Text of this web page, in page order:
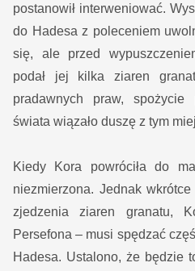
postanowił interweniować.
do Hadesa z poleceniem
się, ale przed
podał jej kilka ziaren
pradawnych praw,
świata wiązało duszę z tym
Kiedy Kora powróciła do
niezmierzona. Jednak
zjedzenia ziaren granatu,
Persefona – musi spędzać
Hadesa. Ustalono, że będzie